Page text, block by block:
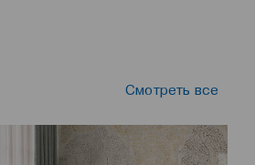
Смотреть все